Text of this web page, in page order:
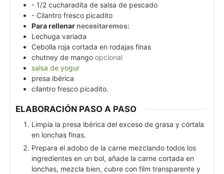
- 1/2 cucharadita de salsa de pescado
- Cilantro fresco picadito
Para rellenar necesitaremos:
Lechuga variada
Cebolla roja cortada en rodajas finas
chutney de mango opcional
salsa de yogur
presa ibérica
cilantro fresco picadito.
ELABORACIÓN PASO A PASO
Limpia la presa ibérica del exceso de grasa y córtala
en lonchas finas.
Prepara el adobo de la carne mezclando todos los
ingredientes en un bol, añade la carne cortada en
lonchas, mezcla bien, cubre con film transparente y